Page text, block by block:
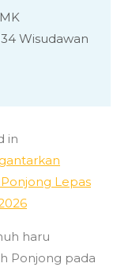
Wisudawan
in
Lepas
haru
Ponjong pada